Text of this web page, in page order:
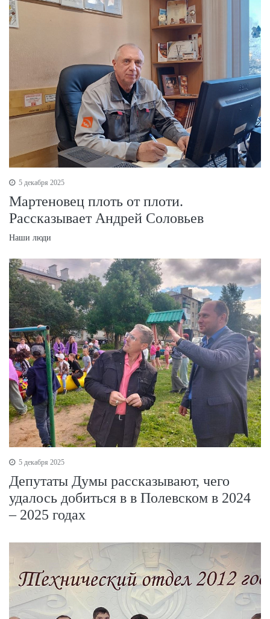
5 декабря 2025
Мартеновец плоть от плоти.
Рассказывает Андрей Соловьев
Наши люди
5 декабря 2025
Депутаты Думы рассказывают, чего
удалось добиться в в Полевском в 2024
– 2025 годах